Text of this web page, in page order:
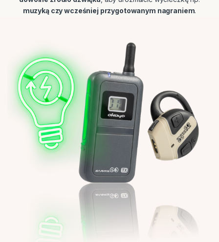
muzyką czy wcześniej przygotowanym nagraniem.